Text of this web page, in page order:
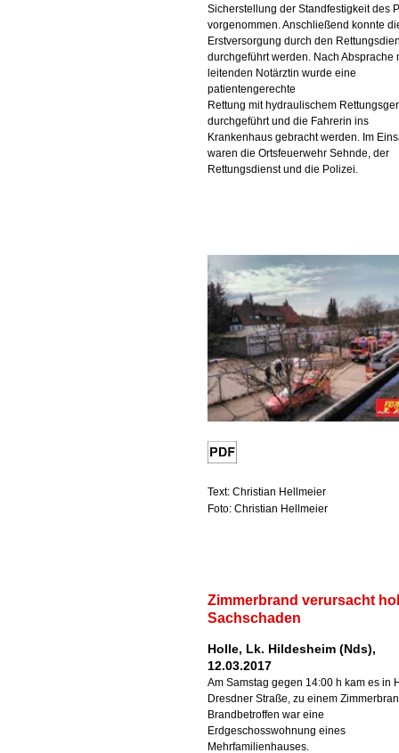
Sicherstellung der Standfestigkeit des
vorgenommen. Anschließend konnte
Erstversorgung durch den
durchgeführt werden. Nach Absprache
leitenden Notärztin wurde eine
patientengerechte
Rettung mit hydraulischem
durchgeführt und die Fahrerin ins
Krankenhaus gebracht werden. Im
waren die Ortsfeuerwehr Sehnde, der
Rettungsdienst und die Polizei.
Text: Christian Hellmeier
Foto: Christian Hellmeier
Zimmerbrand verursacht
Sachschaden
Holle, Lk. Hildesheim (Nds),
12.03.2017
Am Samstag gegen 14:00 h kam es in
Dresdner Straße, zu einem
Brandbetroffen war eine
Erdgeschosswohnung eines
Mehrfamilienhauses.